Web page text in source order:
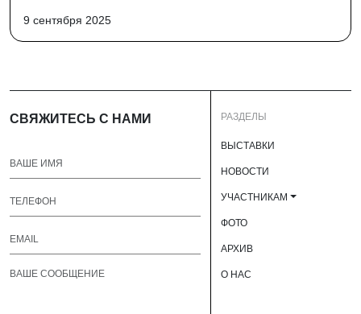
9 сентября 2025
СВЯЖИТЕСЬ С НАМИ РАЗДЕЛЫ
ВЫСТАВКИ
НОВОСТИ
УЧАСТНИКАМ
ФОТО
АРХИВ
О НАС